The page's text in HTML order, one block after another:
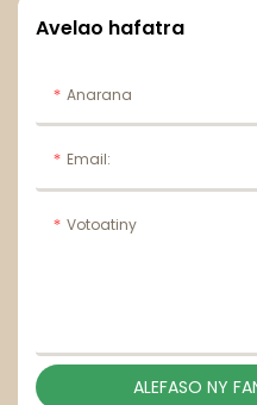
Avelao hafatra
Anarana
Email:
Votoatiny
ALEFASO NY